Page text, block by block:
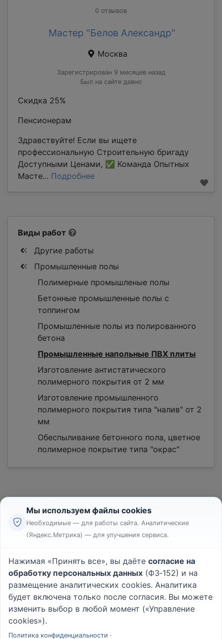
0 отзывов
Мастер "Белов Александр"
Москва
Зарегистрирован 9 месяцев назад
Был на сайте давно
Скидка 25%
Пенсионерам
Здравствуйте! Если вы ищете
профессиональную Строительную бригаду
Доступными Ценами, ✅ Команда Опытных
Масте... Подробнее
Виды работ
Другие работы
Промышленные полы
Полимерные промышленые полы
Бетонные промышленные полы с
топпингом
Промышленные полы из полированного
бетона
Промышленные напольные ПВХ плиты
Изготовление антистатического
полимерного покрытия от 2 мм
Изготовление промышленного
полимерного покрытия типа "налив" от 2
мм
Обеспыливание бетонного пола, цветное
полимерное покрытие типа "окрас"
Реклама
Пользовательское соглашение
Политика конфиденциальности
Вопрос - Ответ|О проекте
Мы используем файлы cookies
Необходимые — для работы сайта. Аналитические
(Яндекс.Метрика) — для улучшения сервиса.
Нажимая «Принять все», вы даёте согласие на
обработку персональных данных (ФЗ‑152) и на
размещение аналитических cookies. Аналитика
будет включена только после согласия. Вы можете
изменить выбор в любой момент («Управление
cookies»).
Политика конфиденциальности ·